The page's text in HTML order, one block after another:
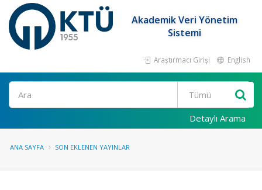
Akademik Veri Yönetim
Sistemi
Araştırmacı Girişi English
Ara
Detaylı Arama
ANA SAYFA SON EKLENEN YAYINLAR